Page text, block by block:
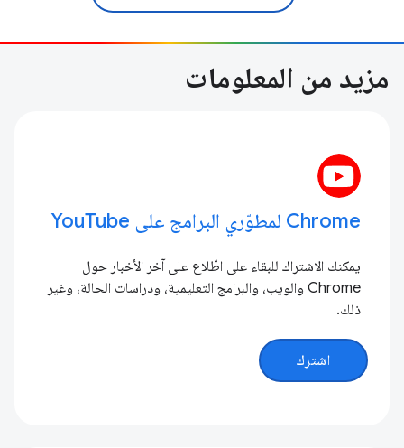
مزيد من المعلومات
Chrome لمطوّري البرامج على YouTube
يمكنك الاشتراك للبقاء على اطّلاع على آخر الأخبار حول
Chrome والويب، والبرامج التعليمية، ودراسات الحالة، وغير
ذلك.
اشترك